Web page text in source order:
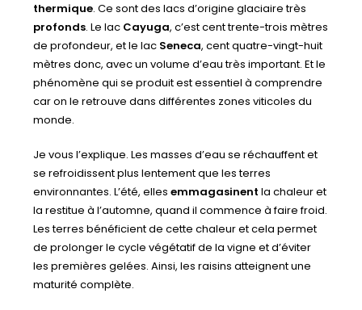
thermique. Ce sont des lacs d’origine glaciaire très
profonds. Le lac Cayuga, c’est cent trente-trois mètres
de profondeur, et le lac Seneca, cent quatre-vingt-huit
mètres donc, avec un volume d’eau très important. Et le
phénomène qui se produit est essentiel à comprendre
car on le retrouve dans différentes zones viticoles du
monde.
Je vous l’explique. Les masses d’eau se réchauffent et
se refroidissent plus lentement que les terres
environnantes. L’été, ellesemmagasinent la chaleur et
la restitue à l’automne, quand il commence à faire froid.
Les terres bénéficient de cette chaleur et cela permet
de prolonger le cycle végétatif de la vigne et d’éviter
les premières gelées. Ainsi, les raisins atteignent une
maturité complète.